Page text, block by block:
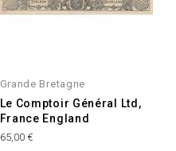
Grande Bretagne
Le Comptoir Général Ltd,
France England
Prix
65,00 €